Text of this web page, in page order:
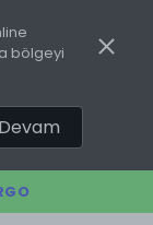
bölgeyi
Devam